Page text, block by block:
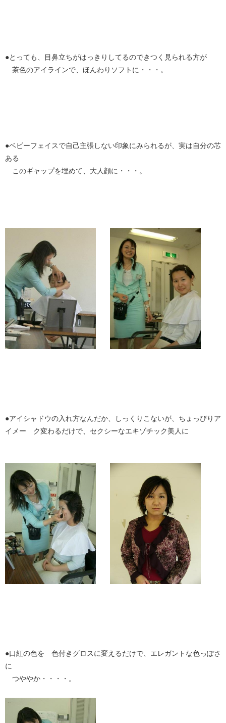
●とっても、目鼻立ちがはっきりしてるのできつく見られる方が
茶色のアイラインで、ほんわりソフトに・・・。
●ベビーフェイスで自己主張しない印象にみられるが、実は自分の芯
ある
このギャップを埋めて、大人顔に・・・。
●アイシャドウの入れ方なんだか、しっくりこないが、ちょっぴりア
イメー ク変わるだけで、セクシーなエキゾチック美人に
●口紅の色を 色付きグロスに変えるだけで、エレガントな色っぽさ
に
つややか・・・・。